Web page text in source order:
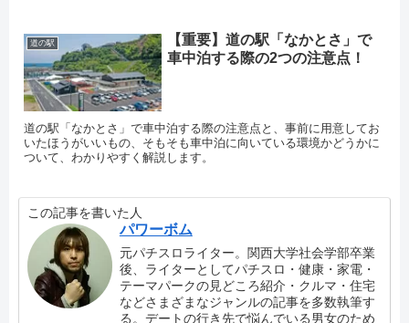
道の駅
【重要】道の駅「なかとさ」で
車中泊する際の2つの注意点！
道の駅「なかとさ」で車中泊する際の注意点と、事前に用意してお
いたほうがいいもの、そもそも車中泊に向いている環境かどうかに
ついて、わかりやすく解説します。
この記事を書いた人
パワーボム
元パチスロライター。関西大学社会学部卒業
後、ライターとしてパチスロ・健康・家電・
テーマパークの見どころ紹介・クルマ・住宅
などさまざまなジャンルの記事を多数執筆す
る。デートの行き先で悩んでいる男女のため